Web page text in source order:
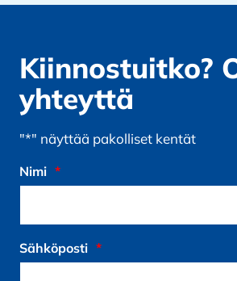
Kiinnostuitko?
yhteyttä
"*" näyttää pakolliset kentät
Nimi *
Sähköposti *